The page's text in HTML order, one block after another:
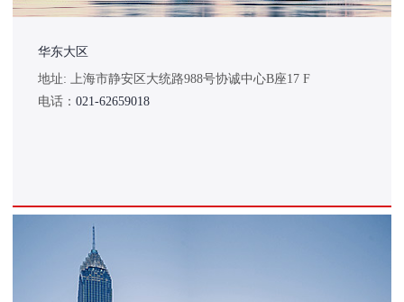
华东大区
地址: 上海市静安区大统路988号协诚中心B座17 F
电话： 021-62659018